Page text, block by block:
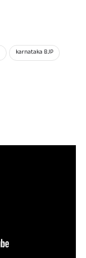
karnataka BJP